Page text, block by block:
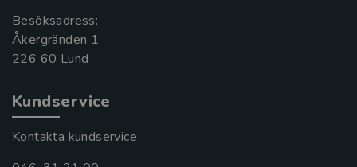
Besöksadress:
Åkergränden 1
Kundservice
Kontakta kundservice